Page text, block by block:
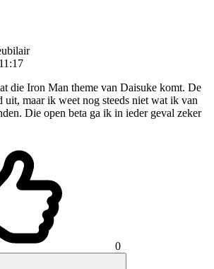
die Iron Man theme van Daisuke komt. De
uit, maar ik weet nog steeds niet wat ik van
Die open beta ga ik in ieder geval zeker
0